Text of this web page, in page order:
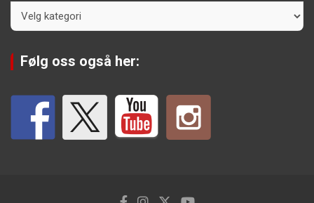
Følg oss også her: